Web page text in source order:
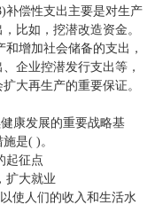
补偿性支出主要是对生产
比如，挖潜改造资金。
增加社会储备的支出，
企业控潜发行支出等，
大再生产的重要保证。
康发展的重要战略基
是( )。
起征点
扩大就业
使人们的收入和生活水